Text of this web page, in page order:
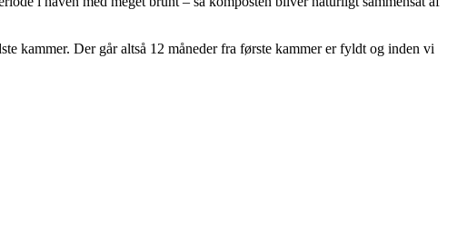
kammer. Der går altså 12 måneder fra første kammer er fyldt og inden vi